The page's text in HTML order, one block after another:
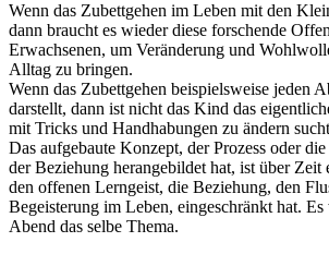
Wenn das Zubettgehen im Leben mit den
dann braucht es wieder diese forschende
Erwachsenen, um Veränderung und
Alltag zu bringen.
Wenn das Zubettgehen beispielsweise jeden
darstellt, dann ist nicht das Kind das
mit Tricks und Handhabungen zu ändern
Das aufgebaute Konzept, der Prozess oder
der Beziehung herangebildet hat, ist über Zeit
den offenen Lerngeist, die Beziehung, den
Begeisterung im Leben, eingeschränkt hat.
Abend das selbe Thema.